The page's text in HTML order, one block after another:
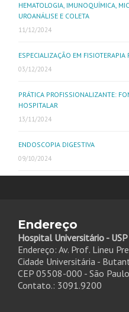
HEMATOLOGIA, IMUNOQUÍMICA,
UROANÁLISE E COLETA
11/12/2024
ESPECIALIZAÇÃO EM
03/12/2024
PRÁTICA PROFISSIONALIZANTE:
HOSPITALAR
13/11/2024
ENDOSCOPIA DIGESTIVA
09/10/2024
Endereço
Hospital Universitário - USP
Endereço: Av. Prof. Lineu
Cidade Universitária -
CEP 05508-000 - São
Contato.: 3091.9200